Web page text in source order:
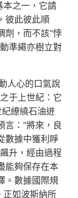
本之一，它請
彼此彼此順
劑，而不該“悖
準繩亦樹立對
人心的口氣說
于上世紀：它
繚繞石油迸
言：“將來，良
數據中獲利睜
升，經由過程
能夠保存在本
。數據國際規
正如波斯納所